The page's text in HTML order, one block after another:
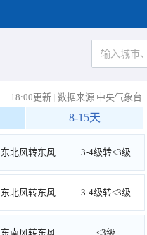
18:00更新 | 数据来源 中央气象台
8-15天
东北风转东风 3-4级转<3级
东北风转东风 3-4级转<3级
东南风转东风 <3级